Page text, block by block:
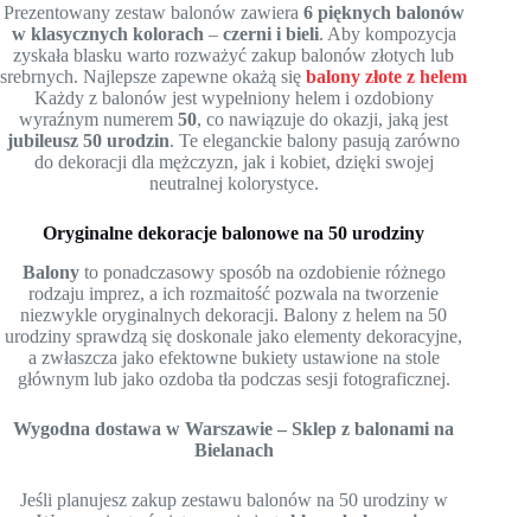
Prezentowany zestaw balonów zawiera 6 pięknych balonów
w klasycznych kolorach – czerni i bieli. Aby kompozycja
zyskała blasku warto rozważyć zakup balonów złotych lub
srebrnych. Najlepsze zapewne okażą siębalony złote z helem
Każdy z balonów jest wypełniony helem i ozdobiony
wyraźnym numerem50, co nawiązuje do okazji, jaką jest
jubileusz 50 urodzin. Te eleganckie balony pasują zarówno
do dekoracji dla mężczyzn, jak i kobiet, dzięki swojej
neutralnej kolorystyce.
Oryginalne dekoracje balonowe na 50 urodziny
Balonyto ponadczasowy sposób na ozdobienie różnego
rodzaju imprez, a ich rozmaitość pozwala na tworzenie
niezwykle oryginalnych dekoracji. Balony z helem na 50
urodziny sprawdzą się doskonale jako elementy dekoracyjne,
a zwłaszcza jako efektowne bukiety ustawione na stole
głównym lub jako ozdoba tła podczas sesji fotograficznej.
Wygodna dostawa w Warszawie – Sklep z balonami na
Bielanach
Jeśli planujesz zakup zestawu balonów na 50 urodziny w